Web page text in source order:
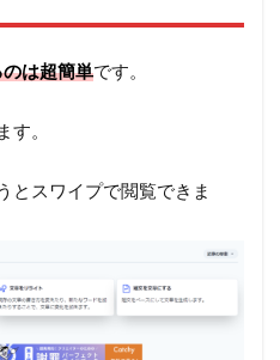
は超簡単です。
す。
とスワイプで閲覧できま